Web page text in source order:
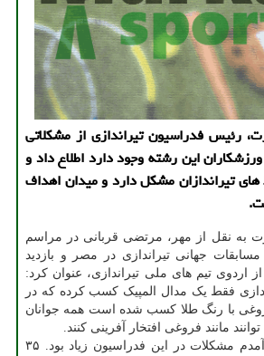
رئیس فدراسیون تیراندازی از مشکلاتی
این رشته وجود دارد اطلاع داد و
تیراندازان مشکل دارد و میدان اهداف
به نقل از مهر، مرتضی قربانی در مراسم
جهانی تیراندازی در مصر و بازدید
اردوی تیم های ملی تیراندازی، عنوان کرد:
تیراندازی فقط یک مدال المپیک کسب کرده که در
با رنگ طلا کسب شده است همه جوانان
مانند فروغی افتخار آفرینی کنند.
وی افزود: زمانی که آمدم مشکلات در این فدراسیون زیاد بود. ۳۵